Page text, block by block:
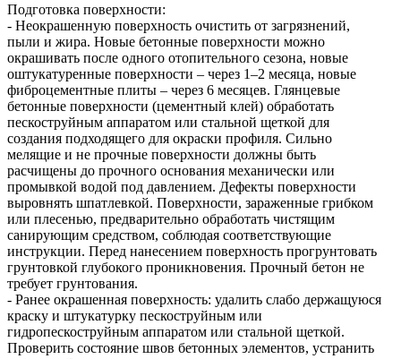
Подготовка поверхности:
- Неокрашенную поверхность очистить от загрязнений,
пыли и жира. Новые бетонные поверхности можно
окрашивать после одного отопительного сезона, новые
оштукатуренные поверхности – через 1–2 месяца, новые
фиброцементные плиты – через 6 месяцев. Глянцевые
бетонные поверхности (цементный клей) обработать
пескоструйным аппаратом или стальной щеткой для
создания подходящего для окраски профиля. Сильно
мелящие и не прочные поверхности должны быть
расчищены до прочного основания механически или
промывкой водой под давлением. Дефекты поверхности
выровнять шпатлевкой. Поверхности, зараженные грибком
или плесенью, предварительно обработать чистящим
санирующим средством, соблюдая соответствующие
инструкции. Перед нанесением поверхность прогрунтовать
грунтовкой глубокого проникновения. Прочный бетон не
требует грунтования.
- Ранее окрашенная поверхность: удалить слабо держащуюся
краску и штукатурку пескоструйным или
гидропескоструйным аппаратом или стальной щеткой.
Проверить состояние швов бетонных элементов, устранить